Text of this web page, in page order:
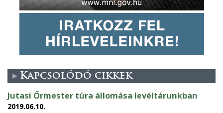
Kapcsolódó cikkek
Jutasi Őrmester túra állomása levéltárunkban
2019.06.10.